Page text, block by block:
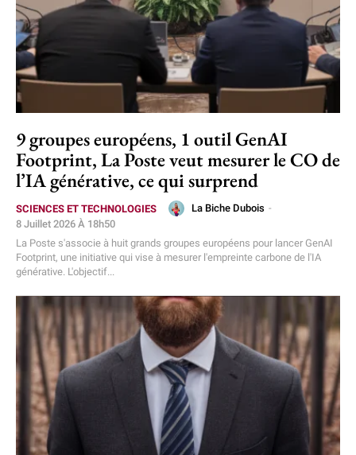
9 groupes européens, 1 outil GenAI
Footprint, La Poste veut mesurer le CO de
l’IA générative, ce qui surprend
SCIENCES ET TECHNOLOGIES La Biche Dubois -
8 Juillet 2026 À 18h50
La Poste s'associe à huit grands groupes européens pour lancer GenAI
Footprint, une initiative qui vise à mesurer l'empreinte carbone de l'IA
générative. L'objectif...